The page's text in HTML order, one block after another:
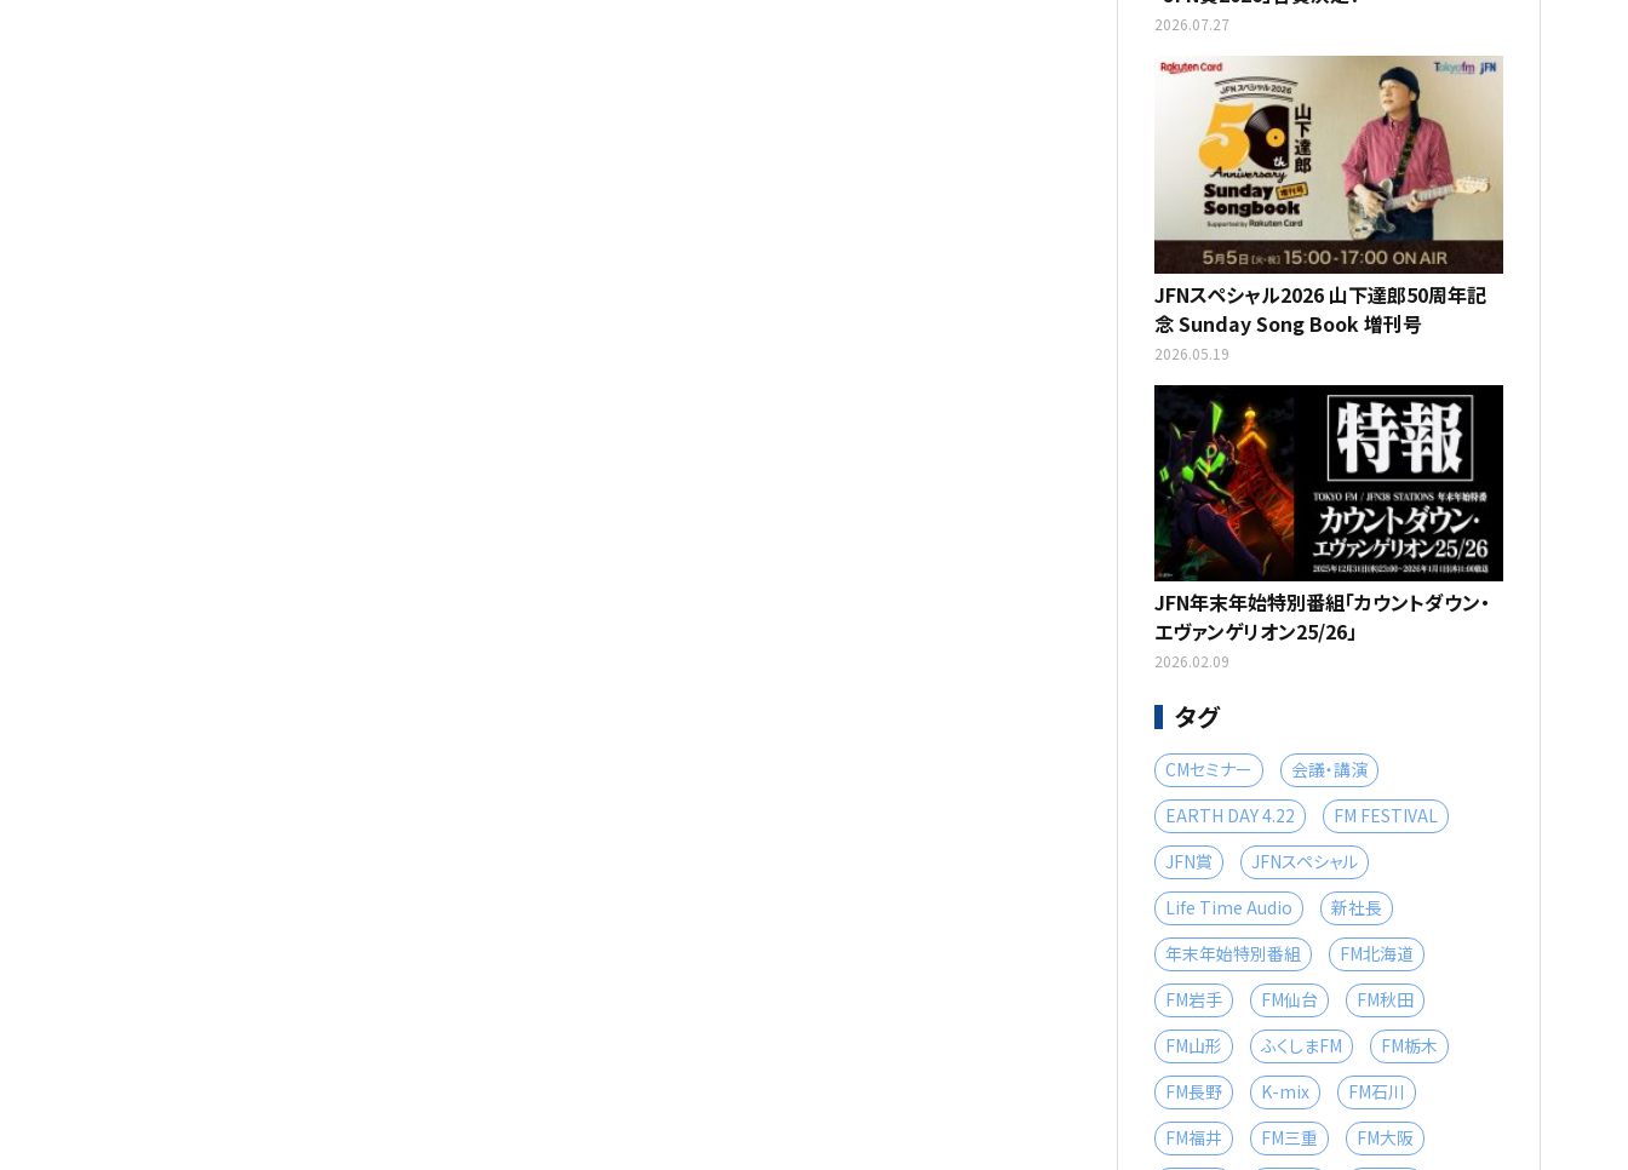
2026.07.27
JFNスペシャル2026 山下達郎50周年記
念 Sunday Song Book 増刊号
2026.05.19
JFN年末年始特別番組「カウントダウン・
エヴァンゲリオン25/26」
2026.02.09
タグ
CMセミナー
会議・講演
EARTH DAY 4.22
FM FESTIVAL
JFN賞
JFNスペシャル
Life Time Audio
新社長
年末年始特別番組
FM北海道
FM岩手
FM仙台
FM秋田
FM山形
ふくしまFM
FM栃木
FM長野
K-mix
FM石川
FM福井
FM三重
FM大阪